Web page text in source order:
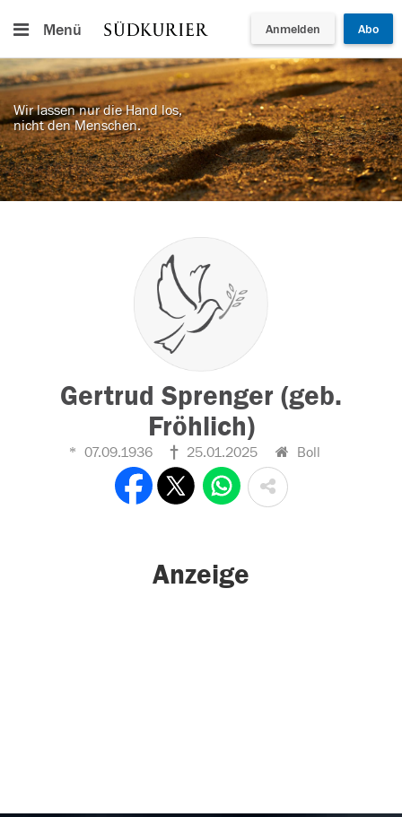
Menü Anmelden Abo
Wir lassen nur die Hand los,
nicht den Menschen.
Gertrud Sprenger (geb.
Fröhlich)
07.09.1936 25.01.2025 Boll
Anzeige